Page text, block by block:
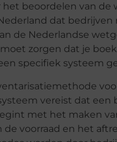
beoordelen van de
dat
de Nederlandse
zorgen dat je
specifiek systeem
vereist dat
met het maken
voorraad en het